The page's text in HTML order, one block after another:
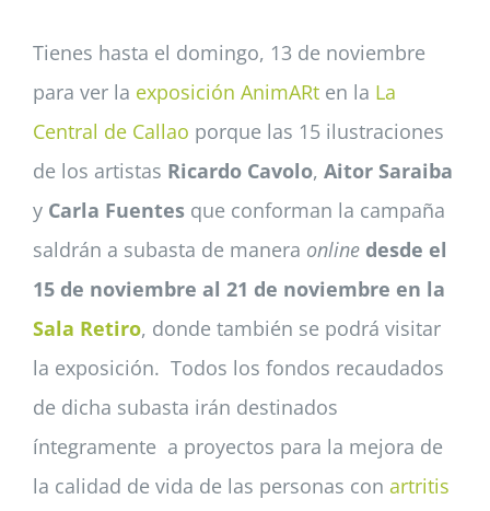
Tienes hasta el domingo, 13 de noviembre
para ver la exposición AnimARt en la La
Central de Callao porque las 15 ilustraciones
de los artistas Ricardo Cavolo, Aitor Saraiba
y Carla Fuentes que conforman la campaña
saldrán a subasta de manera online desde el
15 de noviembre al 21 de noviembre en la
Sala Retiro, donde también se podrá visitar
la exposición. Todos los fondos recaudados
de dicha subasta irán destinados
íntegramente a proyectos para la mejora de
la calidad de vida de las personas con artritis